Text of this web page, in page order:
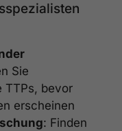
Sie
TTPs, bevor
erscheinen
: Finden